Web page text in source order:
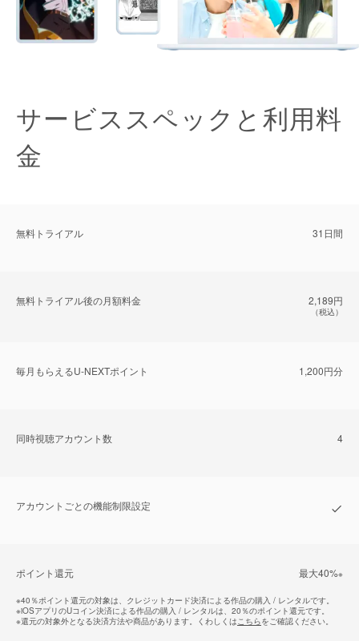
サービススペックと利用料
金
無料トライアル 31日間
無料トライアル後の⽉額料金 2,189円
（税込）
毎⽉もらえるU-NEXTポイント 1,200円分
同時視聴アカウント数 4
アカウントごとの機能制限設定
ポイント還元 最⼤40%※
※40％ポイント還元の対象は、クレジットカード決済による作品の購入 / レンタルです。
※iOSアプリのUコイン決済による作品の購入 / レンタルは、20％のポイント還元です。
※還元の対象外となる決済方法や商品があります。くわしくはこちらをご確認ください。